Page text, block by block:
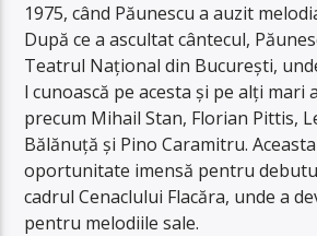
1975, când Păunescu a auzit
După ce a ascultat cântecul,
Teatrul Național din București,
l cunoască pe acesta și pe alți mari
precum Mihail Stan, Florian Pittis,
Bălănuță și Pino Caramitru.
oportunitate imensă pentru
cadrul Cenaclului Flacăra, unde a
pentru melodiile sale.